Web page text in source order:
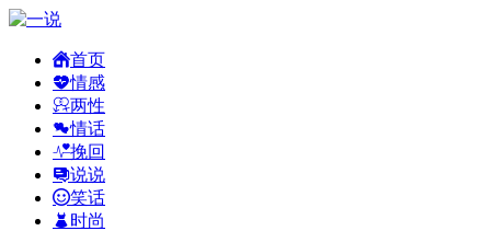
首页
情感
两性
情话
挽回
说说
笑话
时尚